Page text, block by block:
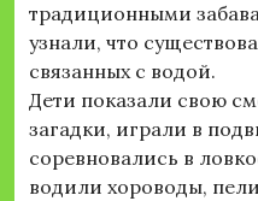
традиционными
узнали, что
связанных с водой.
Дети показали свою
загадки, играли в
соревновались в
водили хороводы,